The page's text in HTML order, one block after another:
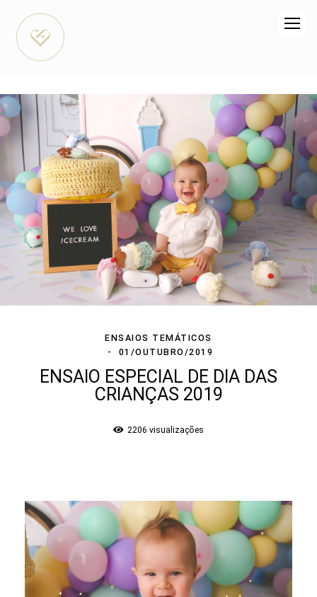
ENSAIOS TEMÁTICOS
01/OUTUBRO/2019
ENSAIO ESPECIAL DE DIA DAS
CRIANÇAS 2019
2206 visualizações